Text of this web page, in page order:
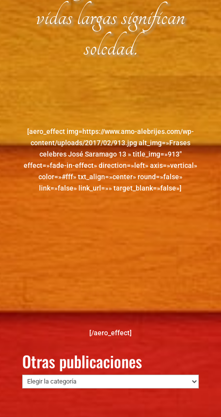
vidas largas significan
soledad.
[aero_effect img=https://www.amo-alebrijes.com/wp-
content/uploads/2017/02/913.jpg alt_img=»Frases
celebres José Saramago 13 » title_img=»913″
effect=»fade-in-effect» direction=»left» axis=»vertical»
color=»#fff» txt_align=»center» round=»false»
link=»false» link_url=»» target_blank=»false»]
[/aero_effect]
Otras publicaciones
Otras
publicaciones